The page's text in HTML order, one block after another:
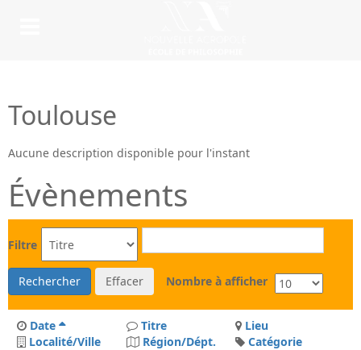
Toulouse
Aucune description disponible pour l'instant
Évènements
Filtre
Rechercher Effacer Nombre à afficher
Date Titre
Lieu
Localité/Ville
Région/Dépt. Catégorie